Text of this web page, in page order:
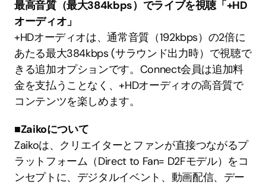
最高音質（最大384kbps）でライブを視聴「+HD
オーディオ」
+HDオーディオは、通常音質（192kbps）の2倍に
あたる最大384kbps (サラウンド出力時）で視聴で
きる追加オプションです。Connect会員は追加料
金を支払うことなく、+HDオーディオの高音質で
コンテンツを楽しめます。
■Zaikoについて
Zaikoは、クリエイターとファンが直接つながるプ
ラットフォーム（Direct to Fan= D2Fモデル）をコ
ンセプトに、デジタルイベント、動画配信、デー